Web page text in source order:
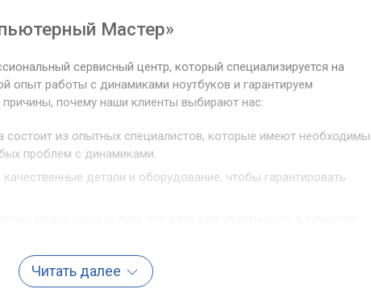
Мастер»
сервисный центр, который специализируется на
опыт работы с динамиками ноутбуков и гарантируем
почему наши клиенты выбирают нас:
из опытных специалистов, которые имеют
проблем с динамиками.
детали и оборудование, чтобы гарантировать
Мастер»
Читать далее